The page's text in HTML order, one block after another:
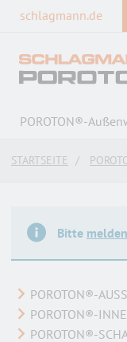
schlagmann.de
POROTON®-
STARTSEITE
Bitte
POROTON®-
POROTON®-
POROTON®-